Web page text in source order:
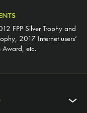
FPP Silver Trophy and
2017 Internet users’
Award, etc.